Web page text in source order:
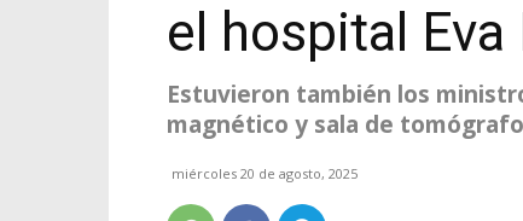
el hospital Eva
Estuvieron también los
magnético y sala de
miércoles 20 de agosto, 2025